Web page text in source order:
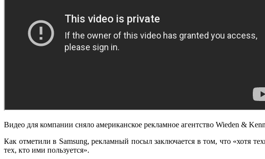
Видео для компании сняло американское рекламное агентство Wieden &
Как отметили в Samsung, рекламный посыл заключается в том, что «хотя
тех, кто ими пользуется».